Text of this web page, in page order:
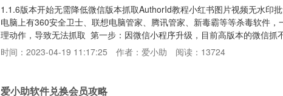
1.1.6版本开始无需降低微信版本抓取AuthorId教程小红书图片视频无水印
电脑上有360安全卫士、联想电脑管家、腾讯管家、新毒霸等等杀毒软件
理动作，导致无法抓取 第一步：因微信小程序升级，目前高版本的微信抓
程第一步需要先降低微信版本目前微信3.4.5.27版本，测试是可以正常抓取
可，聊天数据啥的不会丢失的123云盘下载：https://www.123pan.com/s/
时间：2023-04-19 11:17:25 作者：爱小助 阅读：13724
爱小助软件兑换会员攻略